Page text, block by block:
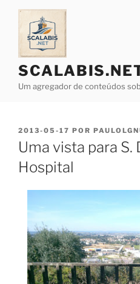
Saltar
conteúdo
Um agregador de conteúdos
PUBLICADO
EM
2013-05-17 POR
Uma vista para S.
Hospital